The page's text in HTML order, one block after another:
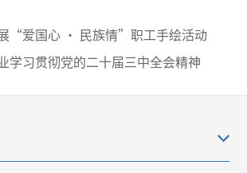
“爱国心 • 民族情”职工手绘活动
学习贯彻党的二十届三中全会精神